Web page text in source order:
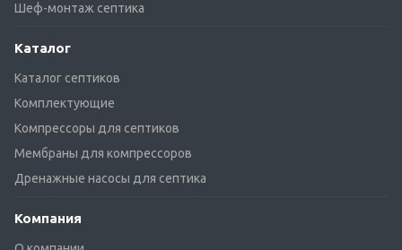
Шеф-монтаж септика
Каталог
Каталог септиков
Комплектующие
Компрессоры для септиков
Мембраны для компрессоров
Дренажные насосы для септика
Компания